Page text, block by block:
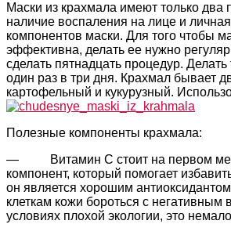
Маски из крахмала имеют только два
наличие воспаления на лице и
компонентов маски. Для того чтобы
эффективна, делать ее нужно
сделать пятнадцать процедур.
один раз в три дня. Крахмал бывает
картофельный и кукурузный.
Полезные компоненты крахмала:
— Витамин С стоит на первом
компонент, который помогает
он является хорошим
клеткам кожи бороться с негативным
условиях плохой экологии, это